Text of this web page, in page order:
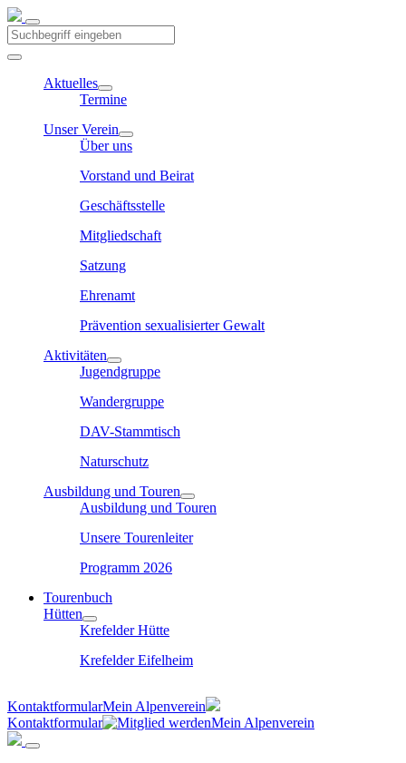
Aktuelles
Termine
Unser Verein
Über uns
Vorstand und Beirat
Geschäftsstelle
Mitgliedschaft
Satzung
Ehrenamt
Prävention sexualisierter Gewalt
Aktivitäten
Jugendgruppe
Wandergruppe
DAV-Stammtisch
Naturschutz
Ausbildung und Touren
Ausbildung und Touren
Unsere Tourenleiter
Programm 2026
Tourenbuch
Hütten
Krefelder Hütte
Krefelder Eifelheim
KontaktformularMein Alpenverein
Kontaktformular
Mein Alpenverein